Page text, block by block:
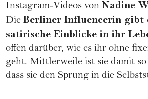
Instagram-Videos von Nadine
Die Berliner Influencerin gibt
satirische Einblicke in ihr
offen darüber, wie es ihr ohne
geht. Mittlerweile ist sie damit
dass sie den Sprung in die